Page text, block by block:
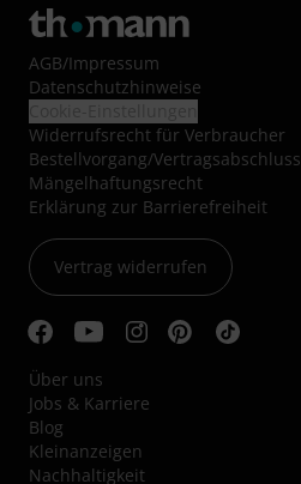
AGB/Impressum
Datenschutzhinweise
Widerrufsrecht für Verbraucher
Bestellvorgang/Vertragsabschluss
Mängelhaftungsrecht
Erklärung zur Barrierefreiheit
Vertrag widerrufen
Über uns
Jobs & Karriere
Blog
Kleinanzeigen
Nachhaltigkeit